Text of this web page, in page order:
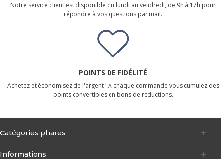
Notre service client est disponible du lundi au vendredi, de 9h à 17h pour
répondre à vos questions par mail.
POINTS DE FIDÉLITÉ
Achetez et économisez de l'argent ! À chaque commande vous cumulez des
points convertibles en bons de réductions.
Catégories phares
Informations